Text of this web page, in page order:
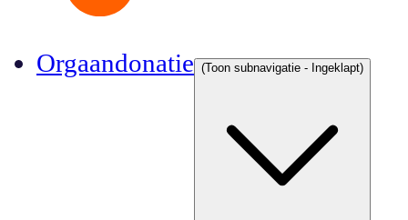
Orgaandonatie (Toon subnavigatie - Ingeklapt)